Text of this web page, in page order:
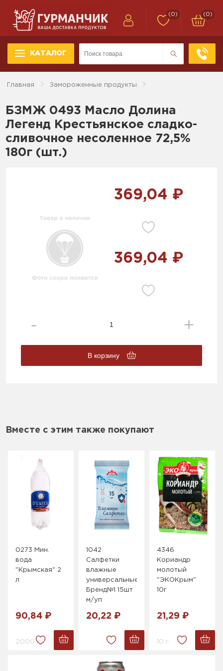
КАТАЛОГ
(0) (0)
Главная Замороженные продукты
БЗМЖ 0493 Масло Долина
Легенд Крестьянское сладко-
сливочное несоленное 72,5%
180г (шт.)
369,04 ₽
369,04 ₽
В корзину
Вместе с этим также покупают
0273 Мин.
вода
"Крымская" 2
л
90,84 ₽
2000 г.
1042
Салфетки
влажные
универсальные
Бренд№1 15шт
м/уп
20,22 ₽
4346
Кориандр
молотый
"ЭКОКрым"
10г
21,29 ₽
10 г.